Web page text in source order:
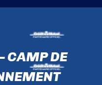
CAMP DE